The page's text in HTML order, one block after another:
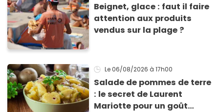
Beignet, glace : faut il faire
attention aux produits
vendus sur la plage ?
Le 06/08/2026 à 17h00
Salade de pommes de terre
: le secret de Laurent
Mariotte pour un goût